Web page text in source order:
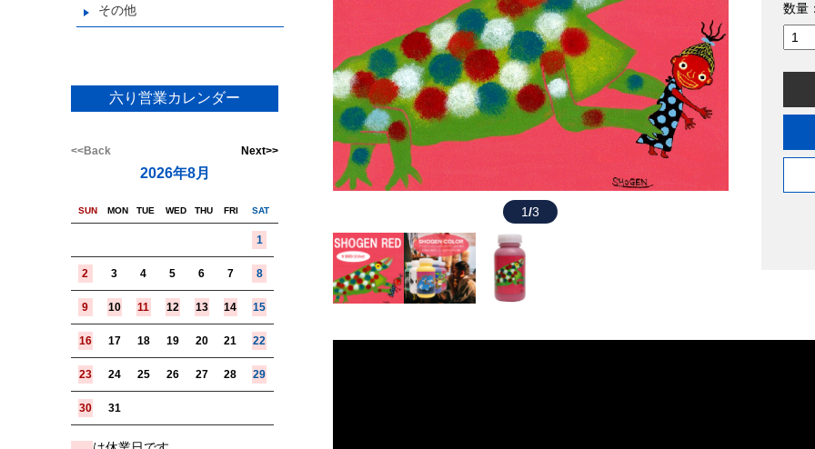
その他
六り営業カレンダー
<<Back Next>>
2026年8月
SUN MON TUE WED THU FRI SAT
1
2 3 4 5 6 7 8
9 10 11 12 13 14 15
16 17 18 19 20 21 22
23 24 25 26 27 28 29
30 31
1/3
数量